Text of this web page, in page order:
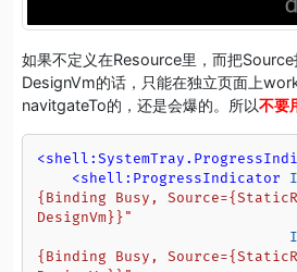
如果不定义在Resource里，而把
DesignVm的话，只能在独立页面上
navitgateTo的，还是会爆的。所以不要
<
<shell:ProgressIndicator
{Binding Busy,
DesignVm}}"
{Binding Busy,